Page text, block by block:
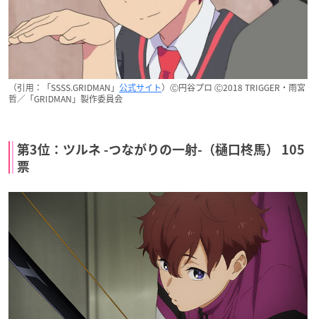
（引用：「SSSS.GRIDMAN」 公式サイト）Ⓒ円谷プロ Ⓒ2018 TRIGGER・雨宮
哲／「GRIDMAN」製作委員会
第3位：ツルネ -つながりの一射-（樋口柊馬） 105
票